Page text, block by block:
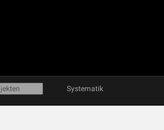
Systematik